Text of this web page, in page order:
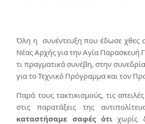
Όλη η συνέντευξη που έδωσε χθες
Νέας Αρχής για την Αγία
τι πραγματικά συνέβη, στην
για το Τεχνικό Πρόγραμμα και τον
Παρά τους τακτικισμούς, τις
στις παρατάξεις της
καταστήσαμε σαφές ότιχωρίς